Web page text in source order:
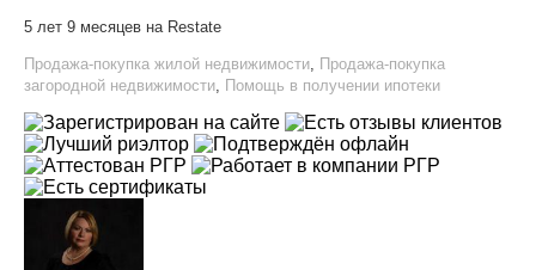
5 лет 9 месяцев на Restate
Продажа-покупка жилой недвижимости, Продажа-покупка
загородной недвижимости, Помощь в получении ипотеки